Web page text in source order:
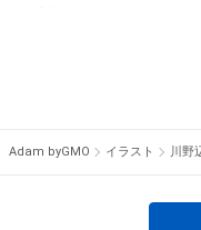
ル、リバースエンジニ
・本アイテムの購入、売
原因で発生したもので
中日こどもウイークリ
2021年、2022年 「ママ
Adam byGMO イラスト